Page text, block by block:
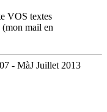
VOS textes
(mon mail en
- MàJ Juillet 2013